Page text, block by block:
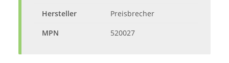
Hersteller
Preisbrecher
MPN
520027